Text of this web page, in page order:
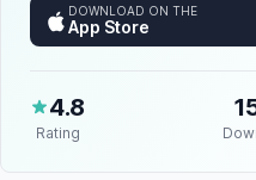
DOWNLOAD ON THE
App Store
4.8
Rating